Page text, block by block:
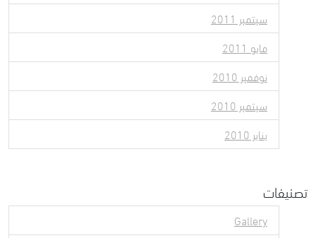
سبتمبر 2011
مايو 2011
نوفمبر 2010
سبتمبر 2010
يناير 2010
تصنيفات
Gallery